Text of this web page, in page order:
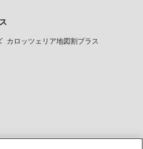
カロッツェリア地図割プラス